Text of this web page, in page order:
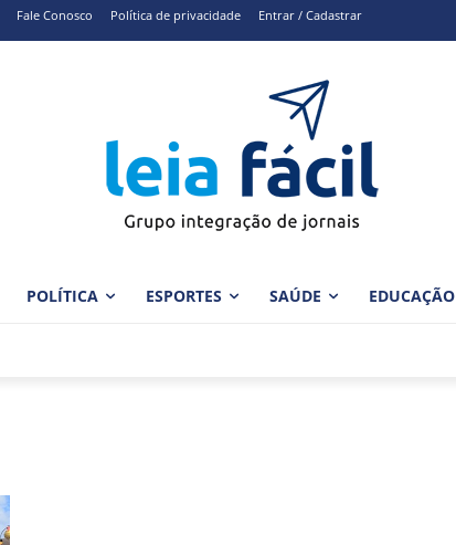
Fale Conosco Política de privacidade Entrar / Cadastrar
POLÍTICA ESPORTES SAÚDE EDUCAÇÃO